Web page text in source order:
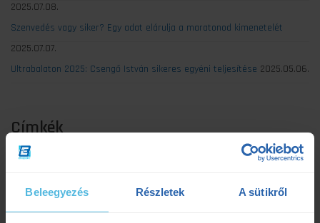
Beleegyezés Részletek A sütikről
2025.07.08.
Szenvedés vagy siker? Egy adat elárulja a maratonod kimenetelét
2025.07.07.
Ultrabalaton 2025: Csengő István sikeres egyéni teljesítése 2025.05.06.
Címkék
edzéselmélet